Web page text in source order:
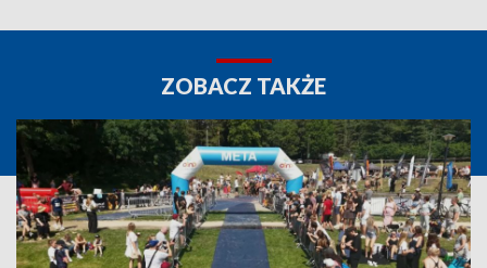
ZOBACZ TAKŻE